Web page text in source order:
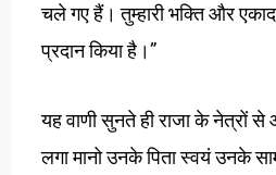
चले गए हैं। तुम्हारी भक्ति और
प्रदान किया है।”
यह वाणी सुनते ही राजा के नेत्रों से
लगा मानो उनके पिता स्वयं उनके